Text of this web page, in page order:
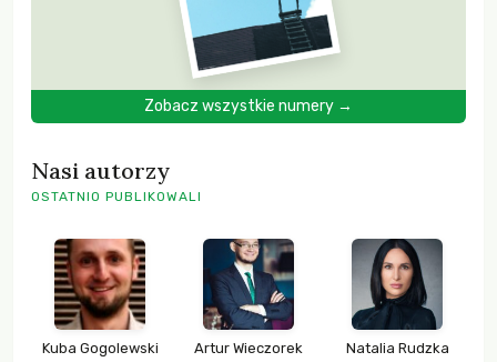
Zobacz wszystkie numery →
Nasi autorzy
OSTATNIO PUBLIKOWALI
Kuba Gogolewski Artur Wieczorek Natalia Rudzka